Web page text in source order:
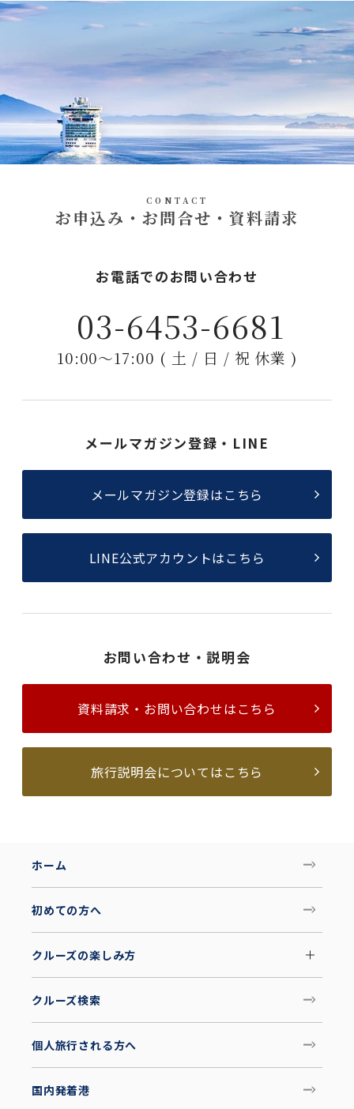
CONTACT
お申込み・お問合せ・資料請求
お電話でのお問い合わせ
03-6453-6681
10:00〜17:00 ( 土 / 日 / 祝 休業 )
メールマガジン登録・LINE
メールマガジン登録はこちら
LINE公式アカウントはこちら
お問い合わせ・説明会
資料請求・お問い合わせはこちら
旅行説明会についてはこちら
ホーム
初めての方へ
クルーズの楽しみ方
クルーズ検索
個人旅行される方へ
国内発着港